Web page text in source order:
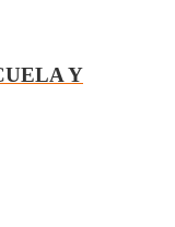
Y